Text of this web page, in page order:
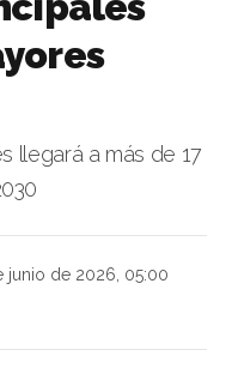
llegará a más de 17
junio de 2026, 05:00